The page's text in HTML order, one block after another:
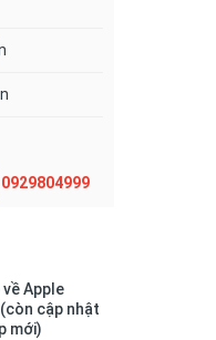
0929804999
Apple
cập nhật
mới)